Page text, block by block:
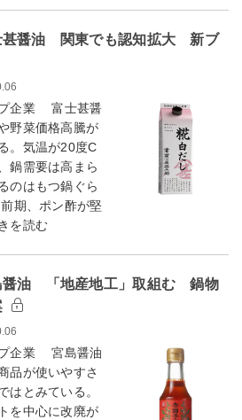
甚醤油 関東でも認知拡大 新ブ
企業 富士甚醤
野菜価格高騰が
。気温が20度C
鍋需要は高まら
のはもつ鍋ぐら
期、ポン酢が堅
を読む
醤油 「地産地工」取組む 鍋物
企業 宮島醤油
品が使いやすさ
はとみている。
を中心に改廃が